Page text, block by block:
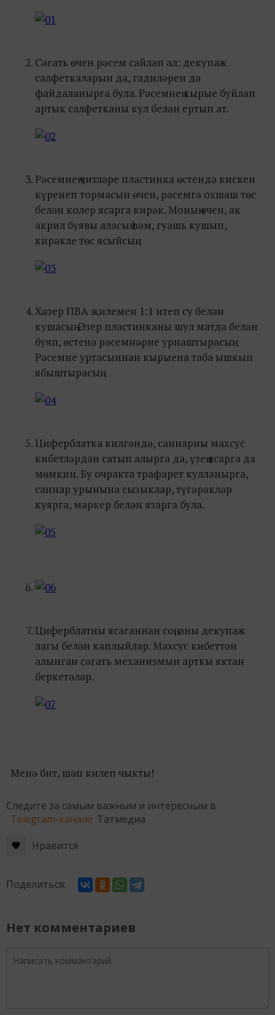
Сәгать өчен рәсем сайлап ал: декупаж
салфеткаларын да, гадиләрен дә
файдаланырга була. Рәсемнең кырые буйлап
артык салфетканы кул белән ертып ат.
Рәсемнең читләре пластинка өстендә кискен
күренеп тормасын өчен, рәсемгә охшаш төс
белән колер ясарга кирәк. Моның өчен, ак
акрил буявы аласың һәм, гуашь кушып,
кирәкле төс ясыйсың.
Хәзер ПВА җилемен 1:1 итеп су белән
кушасың. Әзер пластинканы шул матдә белән
буяп, өстенә рәсемнәрне урнаштырасың.
Рәсемне уртасыннан кырыена таба ышкып
ябыштырасың.
Циферблатка килгәндә, саннарны махсус
кибетләрдән сатып алырга да, үзең ясарга да
мөмкин. Бу очракта трафарет кулланырга,
саннар урынына сызыклар, түгәрәкләр
куярга, маркер белән язарга була.
Циферблатны ясаганнан соң, аны декупаж
лагы белән каплыйлар. Махсус кибеттән
алынган сәгать механизмын арткы яктан
беркетәләр.
Менә бит, шәп килеп чыкты!
Следите за самым важным и интересным в
Telegram-канале Татмедиа
Нравится
Поделиться:
Нет комментариев